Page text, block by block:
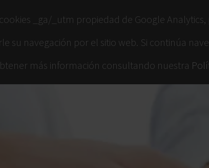
_ga/_utm propiedad de Google
su navegación por el sitio web. Si continúa
más información consultando nuestra